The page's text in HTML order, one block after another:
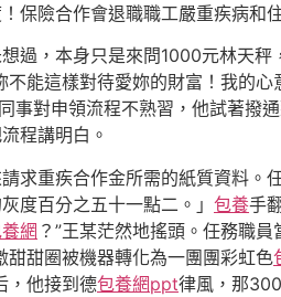
保險合作會退職職工嚴重疾病和
過，本身只是來問1000元林天秤
能這樣對待愛妳的財富！我的
事對申領流程不熟習，他試著撥
程講明白。
求重疾合作金所需的紙質資料。
度百分之五十一點二。」 包養手
網 ？”王某茫然地搖頭。任務職
甜甜圈被機器轉化為一團團彩虹色
，他接到德包養網ppt律風，那